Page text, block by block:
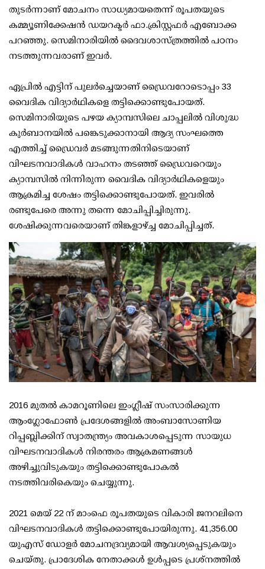
തുടര്‍ന്നാണ് മോചനം സാധ്യമായതെന്ന് രൂപതയുടെ
കമ്മ്യൂണിക്കേഷന്‍ ഡയറക്ടര്‍ ഫാ.ക്രിസ്റ്റഫര്‍ എബോക്ക
പറഞ്ഞു. സെമിനാരിയില്‍ ദൈവശാസ്ത്രത്തില്‍ പഠനം
നടത്തുന്നവരാണ് ഇവര്‍.
ഏപ്രില്‍ എട്ടിന് പുലര്‍ച്ചെയാണ് ഡ്രൈവറോടൊപ്പം 33
വൈദിക വിദ്യാര്‍ഥികളെ തട്ടിക്കൊണ്ടുപോയത്.
സെമിനാരിയുടെ പഴയ ക്യാമ്പസിലെ ചാപ്പലില്‍ വിശുദ്ധ
കുര്‍ബാനയില്‍ പങ്കെടുക്കാനായി ആദ്യ സംഘത്തെ
എത്തിച്ച് ഡ്രൈവര്‍ മടങ്ങുന്നതിനിടെയാണ്
വിഘടനവാദികള്‍ വാഹനം തടഞ്ഞ് ഡ്രൈവറെയും
ക്യാമ്പസില്‍ നിന്നിരുന്ന വൈദിക വിദ്യാര്‍ഥികളെയും
ആക്രമിച്ച ശേഷം തട്ടിക്കൊണ്ടുപോയത്. ഇവരില്‍
രണ്ടുപേരെ അന്നു തന്നെ മോചിപ്പിച്ചിരുന്നു.
ശേഷിക്കുന്നവരെയാണ് തിങ്കളാഴ്ച്ച മോചിപ്പിച്ചത്.
2016 മുതല്‍ കാമറൂണിലെ ഇംഗ്ലീഷ് സംസാരിക്കുന്ന
ആംഗ്ലോഫോണ്‍ പ്രദേശങ്ങളില്‍ അംബാസോണിയ
റിപ്പബ്ലിക്കിന് സ്വാതന്ത്ര്യം അവകാശപ്പെടുന്ന സായുധ
വിഘടനവാദികള്‍ നിരന്തരം ആക്രമണങ്ങള്‍
അഴിച്ചുവിടുകയും തട്ടിക്കൊണ്ടുപോകല്‍
നടത്തിവരികെയും ചെയ്യുന്നു.
2021 മെയ് 22 ന് മാംഫെ രൂപതയുടെ വികാരി ജനറലിനെ
വിഘടനവാദികള്‍ തട്ടിക്കൊണ്ടുപോയിരുന്നു. 41,356.00
യുഎസ് ഡോളര്‍ മോചനദ്രവ്യമായി ആവശ്യപ്പെടുകയും
ചെയ്തു. പ്രാദേശിക നേതാക്കള്‍ ഉള്‍പ്പടെ പ്രശ്‌നത്തില്‍